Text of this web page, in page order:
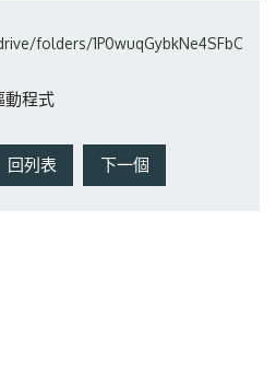
folders/1P0wuqGybkNe4SFbC
動程式
回列表 下一個